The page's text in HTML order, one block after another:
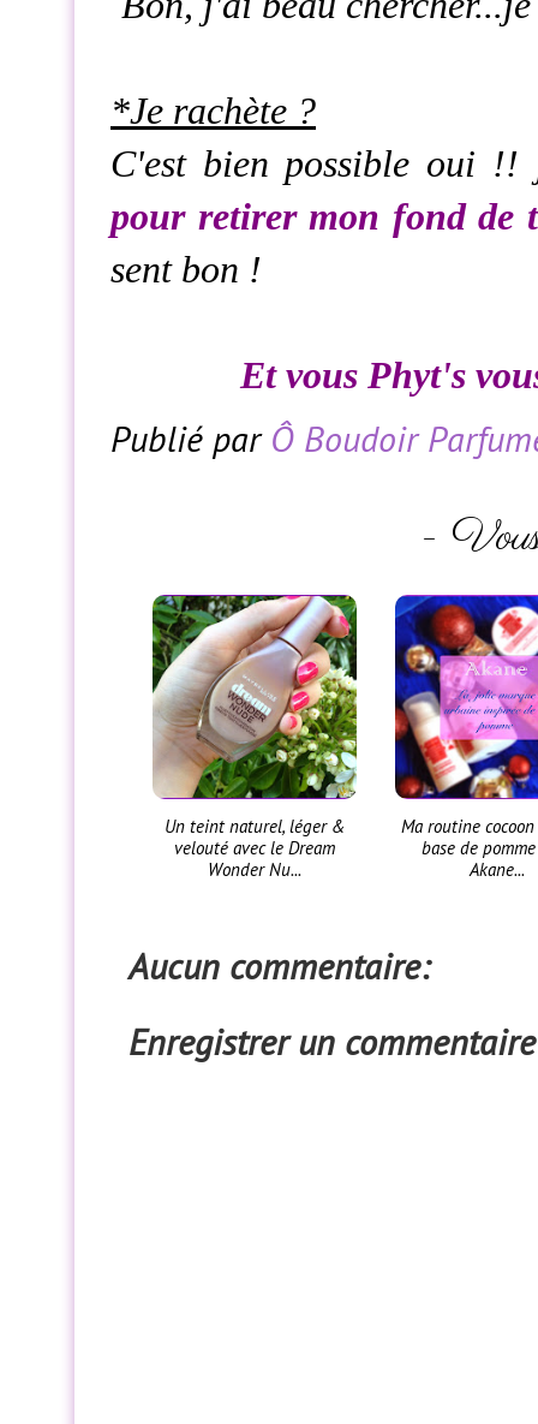
*Je rachète ?
C'est bien possible oui
pour retirer mon fond de
sent bon !
Et vous Phyt's
Publié par Ô Boudoir
-
Un teint naturel, léger &
velouté avec le Dream
Wonder Nu...
Ma routine
base de
Akane...
Aucun commentaire:
Enregistrer un commentaire